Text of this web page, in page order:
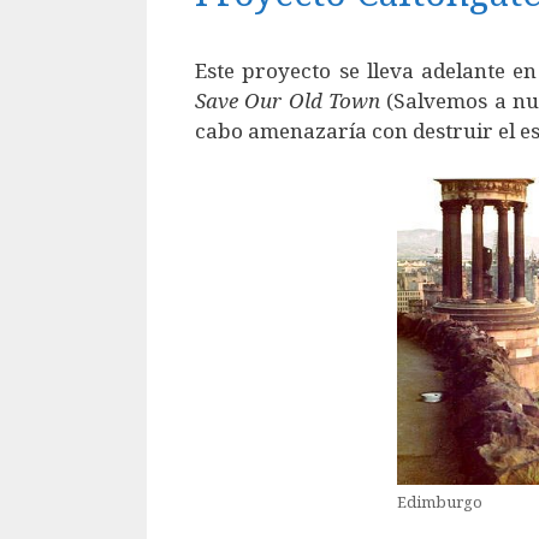
Este proyecto se lleva adelante
Save Our Old Town (Salvemos a
cabo amenazaría con destruir el
Edimburgo